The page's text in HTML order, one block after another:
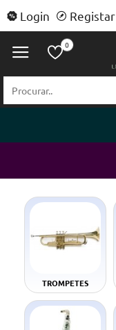
Login Registar
0
Procurar..
TROMPETES